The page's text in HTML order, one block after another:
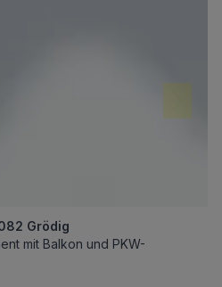
Grödig
mit Balkon und PKW-